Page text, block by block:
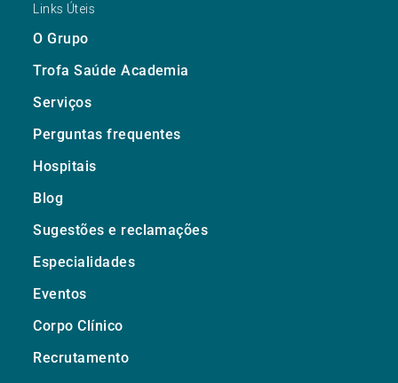
Links Úteis
O Grupo
Trofa Saúde Academia
Serviços
Perguntas frequentes
Hospitais
Blog
Sugestões e reclamações
Especialidades
Eventos
Corpo Clínico
Recrutamento